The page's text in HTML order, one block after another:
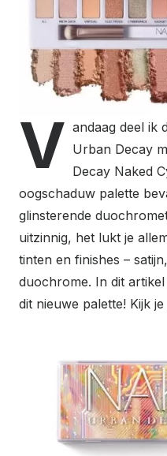
V andaag deel ik
Urban Decay
Decay Naked
oogschaduw palette
glinsterende
uitzinnig, het lukt je
tinten en finishes –
duochrome. In dit
dit nieuwe palette! Kijk je